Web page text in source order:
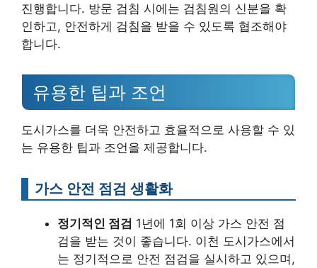
진행합니다. 방문 검침 시에는 검침원의 신분을 확
인하고, 안전하게 검침을 받을 수 있도록 협조해야
합니다.
유용한 팁과 조언
도시가스를 더욱 안전하고 효율적으로 사용할 수 있
는 유용한 팁과 조언을 제공합니다.
가스 안전 점검 생활화
정기적인 점검 1년에 1회 이상 가스 안전 점
검을 받는 것이 좋습니다. 이천 도시가스에서
는 정기적으로 안전 점검을 실시하고 있으며,